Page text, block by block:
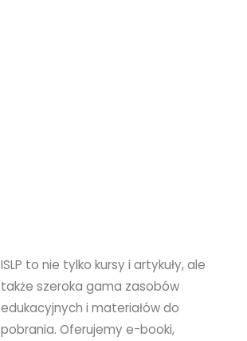
ISLP to nie tylko kursy i artykuły, ale
także szeroka gama zasobów
edukacyjnych i materiałów do
pobrania. Oferujemy e-booki,